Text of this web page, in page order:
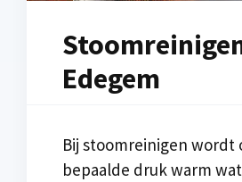
Edegem
Bij stoomreinigen wordt
bepaalde druk warm